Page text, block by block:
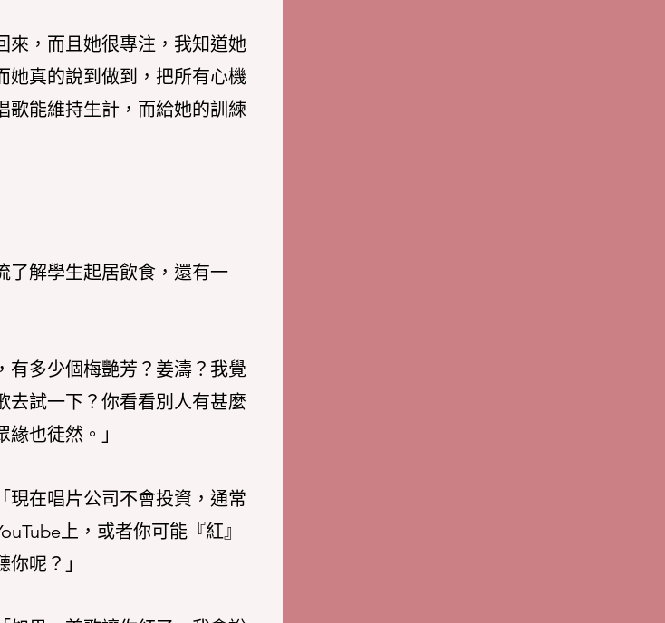
來，而且她很專注，我知道她
她真的說到做到，把所有心機
歌能維持生計，而給她的訓練
了解學生起居飲食，還有一
有多少個梅艷芳？姜濤？我覺
去試一下？你看看別人有甚麼
也徒然。」
現在唱片公司不會投資，通常
上，或者你可能『紅』
呢？」